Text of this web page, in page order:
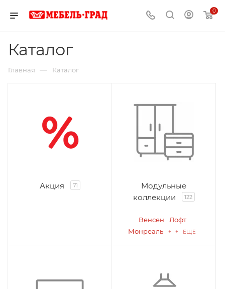
0
Каталог
Главная — Каталог
Акция 71
Модульные
коллекции
122
Венсен
Лофт
Монреаль
+ + ЕЩЕ